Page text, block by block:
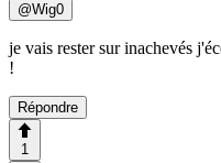
@Wig0
je vais rester sur inachevés
!
Répondre
1